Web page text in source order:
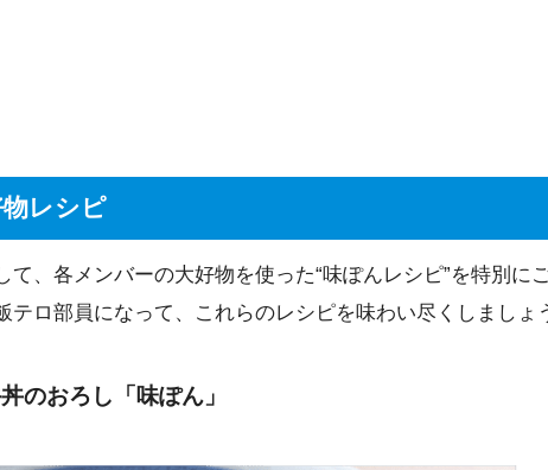
レシピ
、各メンバーの大好物を使った“味ぽんレシピ”を特別に
テロ部員になって、これらのレシピを味わい尽くしましょ
のおろし「味ぽん」